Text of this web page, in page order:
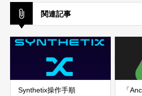
関連記事
Synthetix操作手順
「